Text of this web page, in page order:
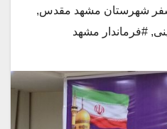
شهرستان مشهد مقدس,
, #فرماندار مشهد